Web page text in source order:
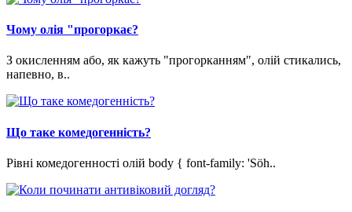
Чому олія "прогоркає?
З окисленням або, як кажуть "прогорканням", олій стикались,
напевно, в..
Що таке комедогенність?
Рівні комедогенності олій body { font-family: 'Söh..